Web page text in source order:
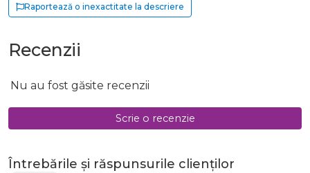
Raportează o inexactitate la descriere
Recenzii
Nu au fost găsite recenzii
Scrie o recenzie
Întrebările și răspunsurile clienților